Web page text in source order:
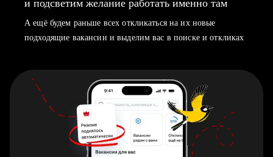
и подсветим желание работать именно там
А ещё будем раньше всех откликаться на их новые
подходящие вакансии и выделим вас в поиске и откликах